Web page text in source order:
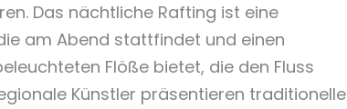
Das nächtliche Rafting ist eine
am Abend stattfindet und einen
Flöße bietet, die den Fluss
Künstler präsentieren traditionelle